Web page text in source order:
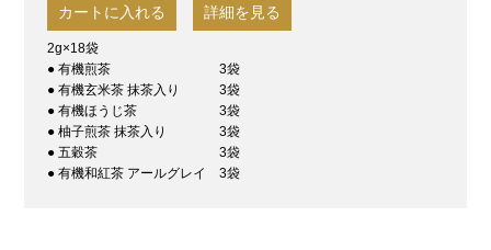
カートに入れる 詳細を見る
2g×18袋
● 有機煎茶
3袋
● 有機玄米茶 抹茶入り
3袋
● 有機ほうじ茶
3袋
● 柚子煎茶 抹茶入り
3袋
● 五穀茶
3袋
● 有機和紅茶 アールグレイ
3袋